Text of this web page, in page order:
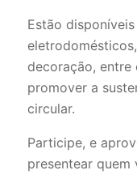
Estão
decoração, entre
promover a
circular.
Participe, e
presentear quem